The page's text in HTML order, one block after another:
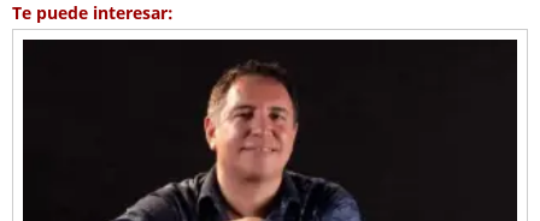
Te puede interesar: